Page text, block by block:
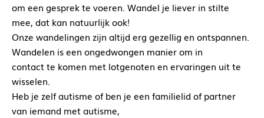
om een gesprek te voeren. Wandel je liever in stilte
mee, dat kan natuurlijk ook!
Onze wandelingen zijn altijd erg gezellig en ontspannen.
Wandelen is een ongedwongen manier om in
contact te komen met lotgenoten en ervaringen uit te
wisselen.
Heb je zelf autisme of ben je een familielid of partner
van iemand met autisme,